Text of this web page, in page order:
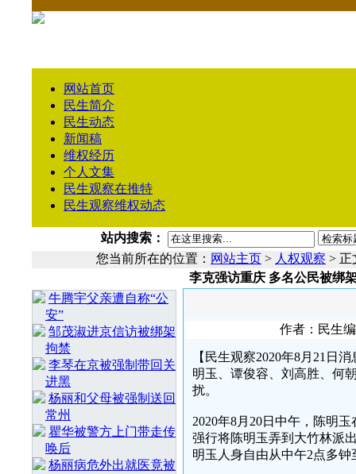
网站首页
民生简介
民生动态
新闻稿
维权经历
个人文集
民生观察在推特
民生观察维权动态
站内搜索：
您当前所在的位置： 网站主页 > 人权观察 > 正
牛腾宇父亲遭自称“公
安”
邹茂淑进京信访被绑架
拘禁
李琴在京被强制带回关
进黑
杨丽和父母被强制送回
常州
瞿华被警方上门带走传
唤后
杨丽病危外出就医竟被
李克强访重庆 多名公民被绑
作者：民生
【民生观察2020年8月21日
明玉、谭俊容、刘高胜、何
扰。
2020年8月20日中午，陈明
强行将陈明玉弄到大竹林派
明玉人身自由从中午2点多